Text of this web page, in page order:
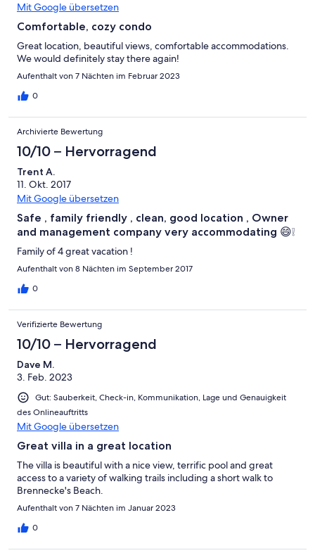
Mit Google übersetzen
Comfortable, cozy condo
Great location, beautiful views, comfortable accommodations.
We would definitely stay there again!
Aufenthalt von 7 Nächten im Februar 2023
0
Archivierte Bewertung
10/10 – Hervorragend
Trent A.
11. Okt. 2017
Mit Google übersetzen
Safe , family friendly , clean, good location , Owner
and management company very accommodating 😄❕
Family of 4 great vacation !
Aufenthalt von 8 Nächten im September 2017
0
Verifizierte Bewertung
10/10 – Hervorragend
Dave M.
3. Feb. 2023
Gut: Sauberkeit, Check-in, Kommunikation, Lage und Genauigkeit
des Onlineauftritts
Mit Google übersetzen
Great villa in a great location
The villa is beautiful with a nice view, terrific pool and great
access to a variety of walking trails including a short walk to
Brennecke's Beach.
Aufenthalt von 7 Nächten im Januar 2023
0